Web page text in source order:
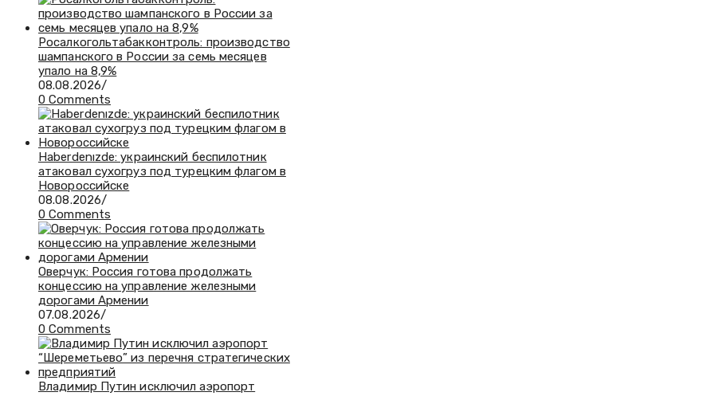
Росалкогольтабакконтроль: производство
шампанского в России за семь месяцев
упало на 8,9%
08.08.2026/
0 Comments
Haberdenızde: украинский беспилотник
атаковал сухогруз под турецким флагом в
Новороссийске
08.08.2026/
0 Comments
Оверчук: Россия готова продолжать
концессию на управление железными
дорогами Армении
07.08.2026/
0 Comments
Владимир Путин исключил аэропорт